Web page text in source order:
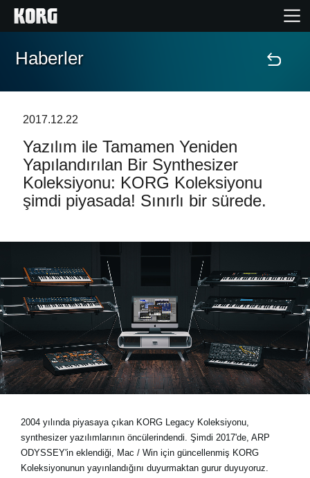
Ana Sayfa
Özellikler
Etkinlikler
Mağaza Bulucu
Haberler
Konum
Sosyal Medya
KORG Hakkında
Haberler
2017.12.22
Yazılım ile Tamamen Yeniden
Yapılandırılan Bir Synthesizer
Koleksiyonu: KORG Koleksiyonu
şimdi piyasada! Sınırlı bir sürede.
2004 yılında piyasaya çıkan KORG Legacy Koleksiyonu,
synthesizer yazılımlarının öncülerindendi. Şimdi 2017'de, ARP
ODYSSEY'in eklendiği, Mac / Win için güncellenmiş KORG
Koleksiyonunun yayınlandığını duyurmaktan gurur duyuyoruz.